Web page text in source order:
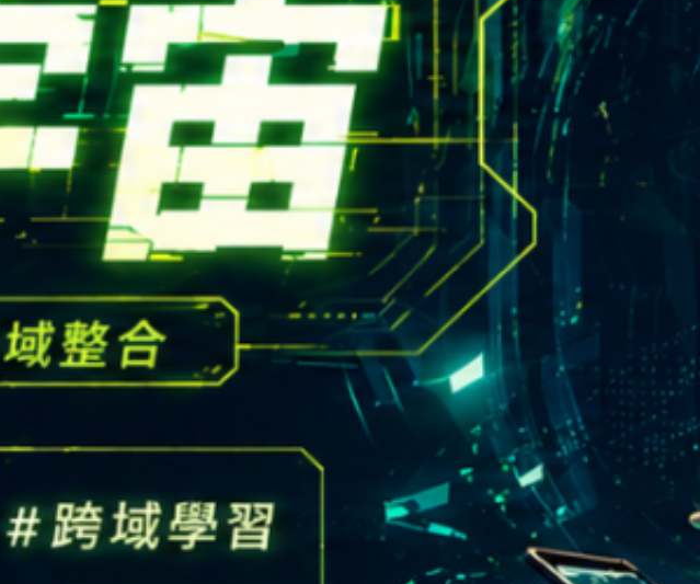
CONTACT
Email：cldept@saturn.yzu.edu.tw
校本部電話：+886-3-4638800 #2706,2707
地址：桃園市中壢區遠東路 135 號  元智五館 6 樓